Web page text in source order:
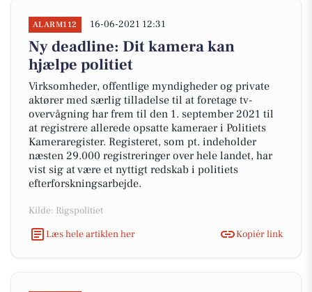
ALARM112 16-06-2021 12:31
Ny deadline: Dit kamera kan
hjælpe politiet
Virksomheder, offentlige myndigheder og private
aktører med særlig tilladelse til at foretage tv-
overvågning har frem til den 1. september 2021 til
at registrere allerede opsatte kameraer i Politiets
Kameraregister. Registeret, som pt. indeholder
næsten 29.000 registreringer over hele landet, har
vist sig at være et nyttigt redskab i politiets
efterforskningsarbejde.
Kilde: Rigspolitiet
Læs hele artiklen her
Kopiér link